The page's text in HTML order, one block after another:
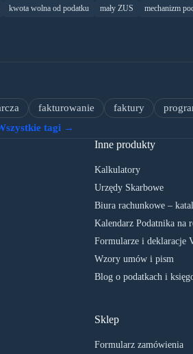
kwota wolna od podatku mały ZUS
mechanizm
fakturowanie faktury
tagi →
Inne produkty
Kalkulatory
Urzędy Skarbowe
Biura rachunkowe –
Kalendarz Podatnika na
Formularze i deklaracje
Wzory umów i pism
Blog o podatkach i
Sklep
Formularz zamówienia